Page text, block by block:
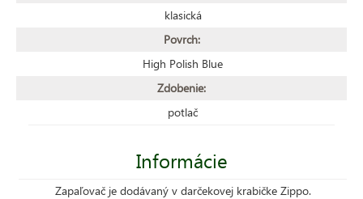
klasická
Povrch:
High Polish Blue
Zdobenie:
potlač
Informácie
Zapaľovač je dodávaný v darčekovej krabičke Zippo.